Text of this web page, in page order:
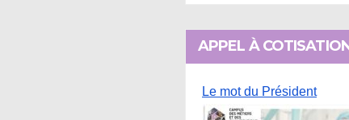
APPEL À
Le mot du Président